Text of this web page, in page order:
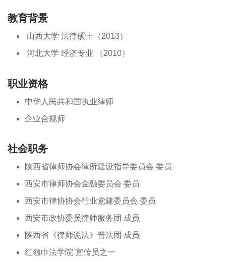
教育背景
山西大学 法律硕士（2013）
河北大学 经济专业 （2010）
职业资格
中华人民共和国执业律师
企业合规师
社会职务
陕西省律师协会律所建设指导委员会 委员
西安市律师协会金融委员会 委员
西安市律协协会行业党建委员会 委员
西安市政协委员律师服务团 成员
陕西省《律师说法》普法团 成员
红领巾法学院 宣传员之一